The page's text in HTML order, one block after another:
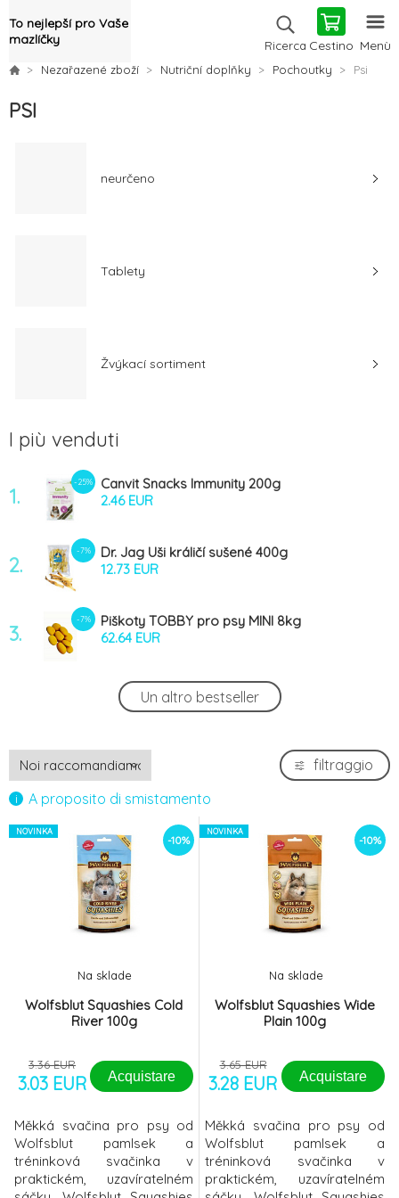
To nejlepší pro Vaše
mazlíčky
Ricerca Cestino Menù
Nezařazené zboží Nutriční doplňky Pochoutky Psi
PSI
neurčeno
Tablety
Žvýkací sortiment
I più venduti
1.
-25%
Canvit Snacks Immunity 200g
2.46 EUR
2.
-7%
Dr. Jag Uši králičí sušené 400g
12.73 EUR
3.
-7%
Piškoty TOBBY pro psy MINI 8kg
62.64 EUR
Lyopro Dog poch. mrazem sušené Kuřecí
játra 50g
1.48 EUR
5.
Tapas Gourmet Snack for dog Duck 150g
3.36 EUR
6.
DINGO energy koule bezlepkové 250g
4.72 EUR
-7%
DINGO suchary s červenou řepou
bezlepkové 250g
5.14 EUR
ukrývání léků
15.14 EUR
Juko Excl. Smarty Snack SOFT Chicken
Un altro bestseller
A proposito di smistamento
filtraggio
NOVINKA
-10%
Wolfsblut Squashies Cold
River 100g
Na sklade
3.36 EUR
3.03 EUR Acquistare
Měkká svačina pro psy od
Wolfsblut pamlsek a
tréninková svačinka v
praktickém, uzavíratelném
NOVINKA
-10%
Wolfsblut Squashies Wide
Plain 100g
Na sklade
3.65 EUR
3.28 EUR Acquistare
Měkká svačina pro psy od
Wolfsblut pamlsek a
tréninková svačinka v
praktickém, uzavíratelném